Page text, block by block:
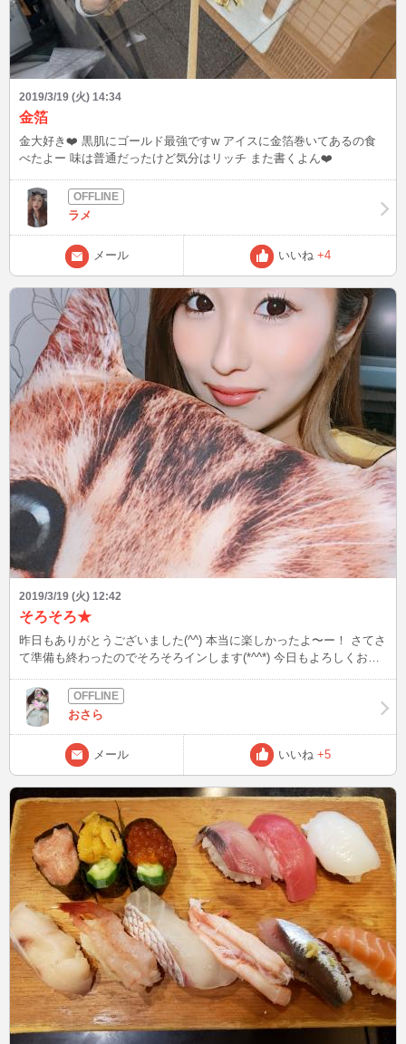
2019/3/19 (火) 14:34
金箔
金大好き❤️ 黒肌にゴールド最強ですw アイスに金箔巻いてあるの食
べたよー 味は普通だったけど気分はリッチ また書くよん❤️
ラメ
メール いいね +4
2019/3/19 (火) 12:42
そろそろ★
昨日もありがとうございました(^^) 本当に楽しかったよ〜ー！ さてさ
て準備も終わったのでそろそろインします(*^^*) 今日もよろしくお願
おさら
メール いいね +5